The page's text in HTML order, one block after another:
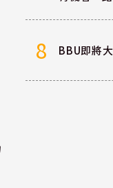
8 BBU即將